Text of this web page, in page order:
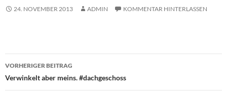
24. NOVEMBER 2013 ADMIN KOMMENTAR HINTERLASSEN
Beitragsnavigation
VORHERIGER BEITRAG
Verwinkelt aber meins. #dachgeschoss